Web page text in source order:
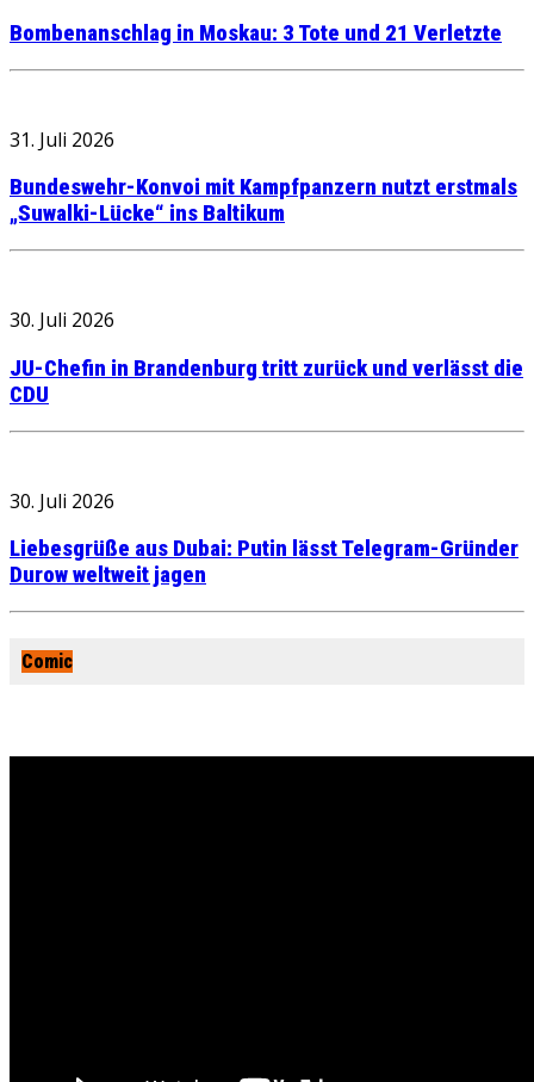
Bombenanschlag in Moskau: 3 Tote und 21 Verletzte
31. Juli 2026
Bundeswehr-Konvoi mit Kampfpanzern nutzt erstmals
„Suwalki-Lücke“ ins Baltikum
30. Juli 2026
JU-Chefin in Brandenburg tritt zurück und verlässt die
CDU
30. Juli 2026
Liebesgrüße aus Dubai: Putin lässt Telegram-Gründer
Durow weltweit jagen
Comic